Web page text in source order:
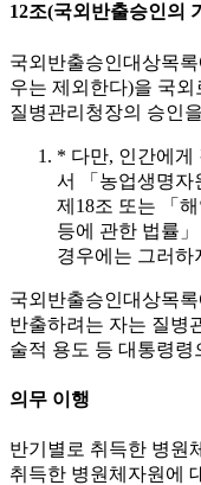
12조(국외반출승인의
국외반출승인대상목
우는 제외한다)을 국
질병관리청장의 승인
* 다만, 인간에게
서 「농업생명자
제18조 또는 「
등에 관한 법률
경우에는 그러하
국외반출승인대상목
반출하려는 자는 질병
술적 용도 등 대통령
의무 이행
반기별로 취득한 병원
취득한 병원체자원에